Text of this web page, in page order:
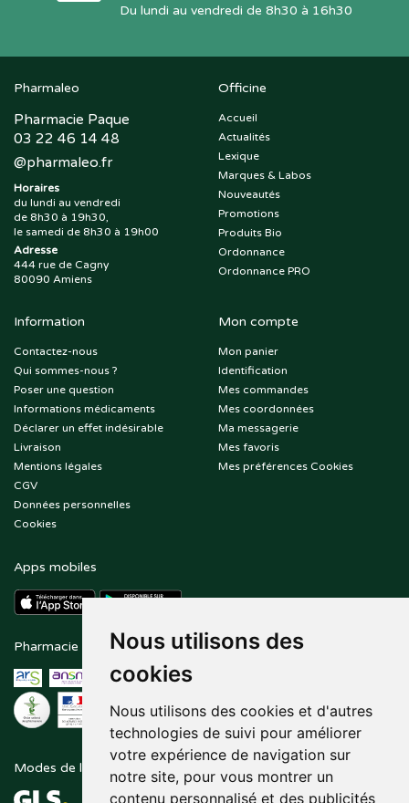
Nous utilisons des
cookies
Nous utilisons des cookies et d'autres
technologies de suivi pour améliorer
votre expérience de navigation sur
notre site, pour vous montrer un
contenu personnalisé et des publicités
Du lundi au vendredi de 8h30 à 16h30
Pharmaleo
Pharmacie Paque
03 22 46 14 48
@pharmaleo.fr
Horaires
du lundi au vendredi
de 8h30 à 19h30,
le samedi de 8h30 à 19h00
Adresse
444 rue de Cagny
80090 Amiens
Officine
Accueil
Actualités
Lexique
Marques & Labos
Nouveautés
Promotions
Produits Bio
Ordonnance
Ordonnance PRO
Information
Contactez-nous
Qui sommes-nous ?
Poser une question
Informations médicaments
Déclarer un effet indésirable
Livraison
Mentions légales
CGV
Données personnelles
Cookies
Mon compte
Mon panier
Identification
Mes commandes
Mes coordonnées
Ma messagerie
Mes favoris
Mes préférences Cookies
Apps mobiles
Pharmacie en ligne agréée Paiement sécurisé
Modes de livraison Suivez-nous sur